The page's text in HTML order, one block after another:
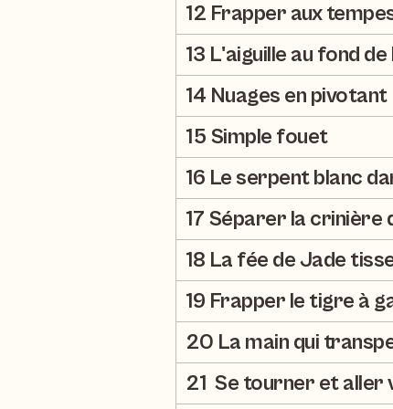
12 Frapper aux
13 L'aiguille au fond
14 Nuages en pivotant
15 Simple fouet
16 Le serpent blanc
17 Séparer la crinière
18 La fée de Jade
19 Frapper le tigre à
20 La main qui
21  Se tourner et aller